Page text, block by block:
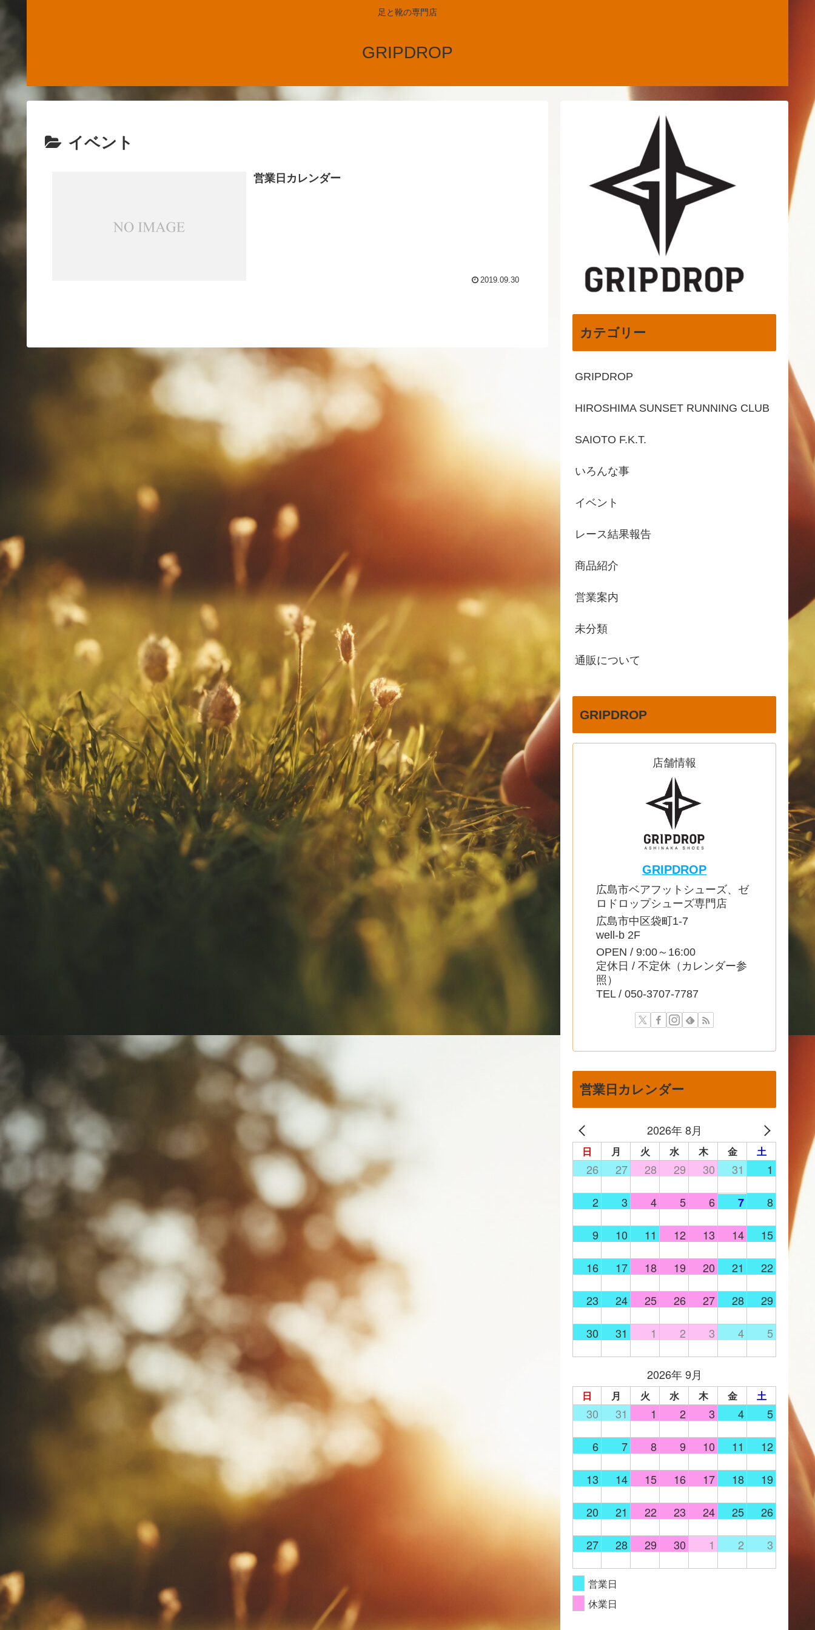
足と靴の専門店
GRIPDROP
イベント
営業日カレンダー
2019.09.30
カテゴリー
GRIPDROP
HIROSHIMA SUNSET RUNNING CLUB
SAIOTO F.K.T.
いろんな事
イベント
レース結果報告
商品紹介
営業案内
未分類
通販について
GRIPDROP
店舗情報
GRIPDROP
広島市ベアフットシューズ、ゼ
ロドロップシューズ専門店
広島市中区袋町1-7
well-b 2F
OPEN / 9:00～16:00
定休日 / 不定休（カレンダー参
照）
TEL / 050-3707-7787
営業日カレンダー
2026年 8月
日 月 火 水 木 金 土
26 27 28 29 30 31 1
2 3 4 5 6 7 8
9 10 11 12 13 14 15
16 17 18 19 20 21 22
23 24 25 26 27 28 29
30 31 1 2 3 4 5
2026年 9月
日 月 火 水 木 金 土
30 31 1 2 3 4 5
6 7 8 9 10 11 12
13 14 15 16 17 18 19
20 21 22 23 24 25 26
27 28 29 30 1 2 3
営業日
休業日